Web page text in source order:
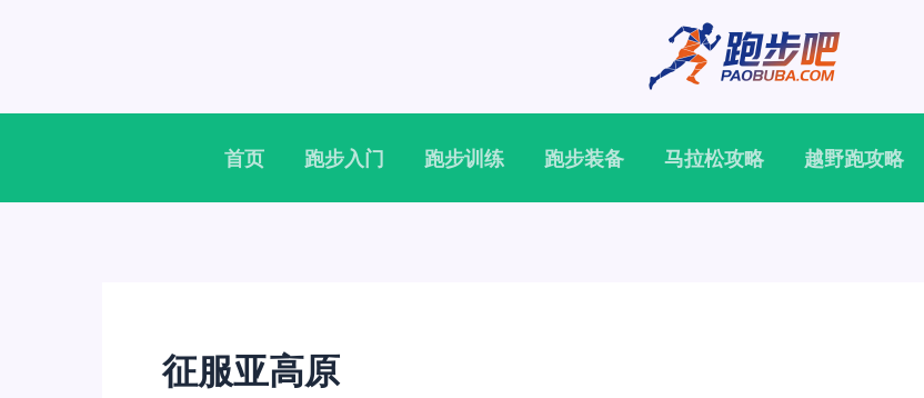
容
首页
跑步入门 跑步训练 跑步装备 马拉松攻略 越野跑攻略
征服亚高原